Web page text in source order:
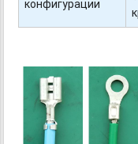
конфигурации